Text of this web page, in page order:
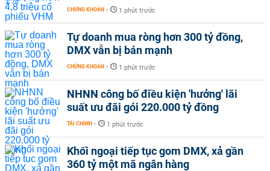
CHỨNG KHOÁN - 1 phút trước
Tự doanh mua ròng hơn 300 tỷ đồng,
DMX vẫn bị bán mạnh
CHỨNG KHOÁN - 1 phút trước
NHNN công bố điều kiện 'hưởng' lãi
suất ưu đãi gói 220.000 tỷ đồng
TÀI CHÍNH - 1 phút trước
Khối ngoại tiếp tục gom DMX, xả gần
360 tỷ một mã ngân hàng